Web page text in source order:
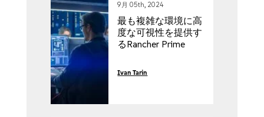
9月 05th, 2024
最も複雑な環境に高
度な可視性を提供す
るRancher Prime
介
Ivan Tarin